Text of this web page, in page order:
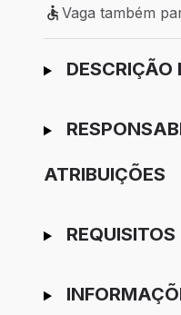
Vaga também para
Vaga também
Ir para candidatura
DESCRIÇÃO
ATRIBUIÇÕES